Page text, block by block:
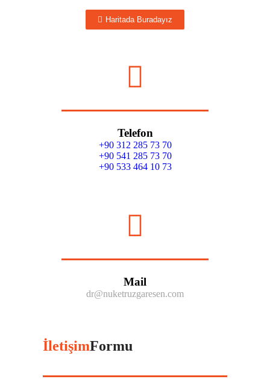
Haritada Buradayız
Telefon
+90 312 285 73 70
+90 541 285 73 70
+90 533 464 10 73
Mail
dr@nuketruzgaresen.com
İletişimFormu